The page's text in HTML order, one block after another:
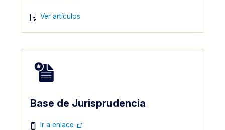
Imagen
Ver artículos
Imagen
Base de Jurisprudencia
Imagen
Ir a enlace